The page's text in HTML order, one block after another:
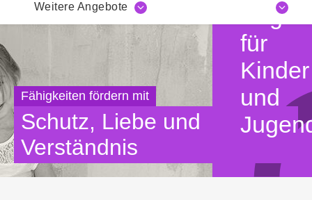
Weitere Angebote
Fähigkeiten fördern mit
Schutz, Liebe und
Verständnis
für
Kinder
und